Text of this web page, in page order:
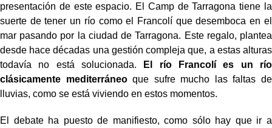
presentación de este espacio. El Camp de Tarragona tiene la
suerte de tener un río como el Francolí que desemboca en el
mar pasando por la ciudad de Tarragona. Este regalo, plantea
desde hace décadas una gestión compleja que, a estas alturas
todavía no está solucionada.
El río Francolí es un río
clásicamente mediterráneoque sufre mucho las faltas de
lluvias, como se está viviendo en estos momentos.
El debate ha puesto de manifiesto, como sólo hay que ir a